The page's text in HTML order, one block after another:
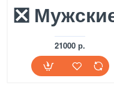
❎
21000 р.